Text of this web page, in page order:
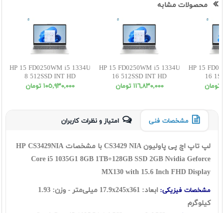
محصولات مشابه
HP 15 FD0250WM i5 1334U
8 512SSD INT HD
١٠٥,٩٣٠,٠٠٠ تومان
HP 15 FD0250WM i5 1334U
16 512SSD INT HD
١١٦,٨٣٠,٠٠٠ تومان
HP 15
16
مشخصات فنی امتیاز و نظرات کاربران
لپ تاپ اچ پی پاولیون CS3429 NIA با مشخصات HP CS3429NIA
Core i5 1035G1 8GB 1TB+128GB SSD 2GB Nvidia Geforce
MX130 with 15.6 Inch FHD Display
مشخصات فیزیکی:
ابعاد: 17.9x245x361 میلی‌متر - وزن: 1.93
کیلوگرم